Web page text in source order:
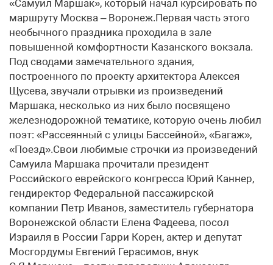
«Самуил Маршак», который начал курсировать по
маршруту Москва – Воронеж.Первая часть этого
необычного праздника проходила в зале
повышенной комфортности Казанского вокзала.
Под сводами замечательного здания,
построенного по проекту архитектора Алексея
Щусева, звучали отрывки из произведений
Маршака, несколько из них было посвящено
железнодорожной тематике, которую очень любил
поэт: «Рассеянный с улицы Бассейной», «Багаж»,
«Поезд».Свои любимые строчки из произведений
Самуила Маршака прочитали президент
Российского еврейского конгресса Юрий Каннер,
гендиректор Федеральной пассажирской
компании Петр Иванов, заместитель губернатора
Воронежской области Елена Фадеева, посол
Израиля в России Гарри Корен, актер и депутат
Мосгордумы Евгений Герасимов, внук